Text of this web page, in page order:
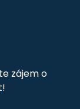
zájem o